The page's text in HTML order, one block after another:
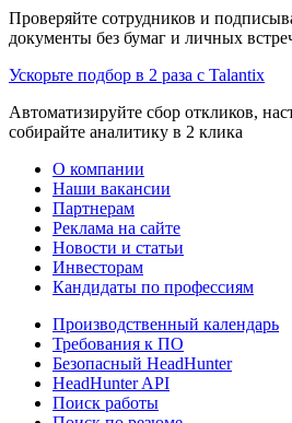
Проверяйте сотрудников и
документы без бумаг и личных
Ускорьте подбор в 2 раза с Talantix
Автоматизируйте сбор откликов,
собирайте аналитику в 2 клика
О компании
Наши вакансии
Партнерам
Реклама на сайте
Новости и статьи
Инвесторам
Кандидаты по профессиям
Производственный календарь
Требования к ПО
Безопасный HeadHunter
HeadHunter API
Поиск работы